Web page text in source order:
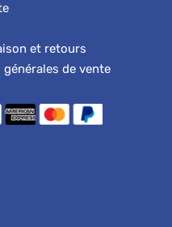
et retours
de vente